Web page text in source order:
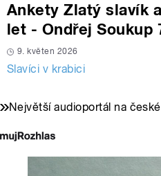
Ankety Zlatý slavík
let - Ondřej Soukup
9. květen 2026
Slavíci v krabici
Největší audioportál na